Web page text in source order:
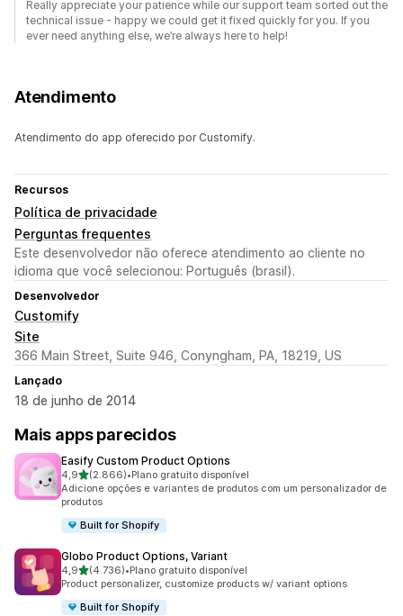
Really appreciate your patience while our support team sorted out the
technical issue - happy we could get it fixed quickly for you. If you
ever need anything else, we’re always here to help!
Atendimento
Atendimento do app oferecido por Customify.
Recursos
Política de privacidade
Perguntas frequentes
Este desenvolvedor não oferece atendimento ao cliente no
idioma que você selecionou: Português (brasil).
Desenvolvedor
Customify
Site
366 Main Street, Suite 946, Conyngham, PA, 18219, US
Lançado
18 de junho de 2014
Mais apps parecidos
Easify Custom Product Options
4,9de 5 estrelas
(2.866)
2866 avaliações ao todo
•Plano gratuito disponível
Adicione opções e variantes de produtos com um personalizador de
produtos
Built for Shopify
Globo Product Options, Variant
4,9de 5 estrelas
(4.736)
4736 avaliações ao todo
•Plano gratuito disponível
Product personalizer, customize products w/ variant options
Built for Shopify